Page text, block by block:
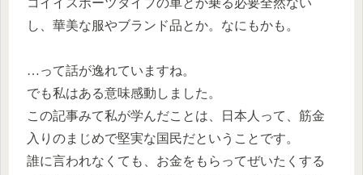
し、華美な服やブランド品とか。なにもかも。
…って話が逸れていますね。
でも私はある意味感動しました。
この記事みて私が学んだことは、日本人って、筋金
入りのまじめで堅実な国民だということです。
誰に言われなくても、お金をもらってぜいたくする